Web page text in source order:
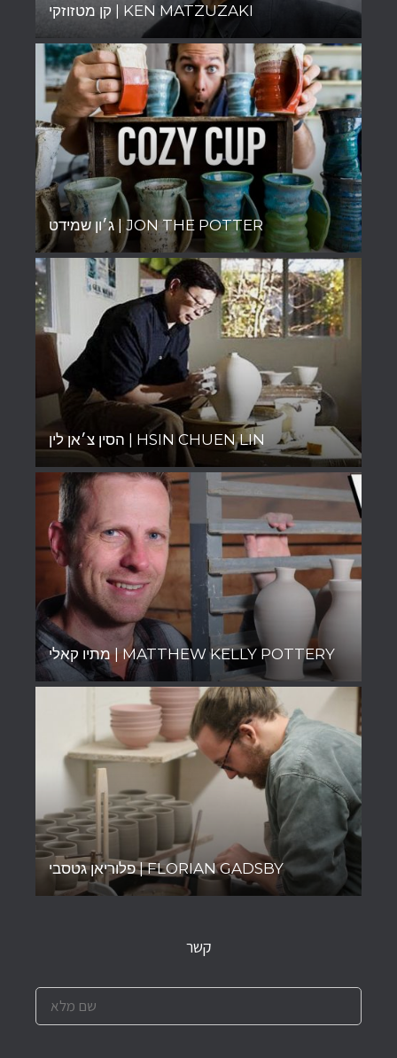
קן מטזוזקי | KEN MATZUZAKI
ג׳ון שמידט | JON THE POTTER
הסין צ׳אן לין | HSIN CHUEN LIN
מתיו קאלי | MATTHEW KELLY POTTERY
פלוריאן גטסבי | FLORIAN GADSBY
קשר